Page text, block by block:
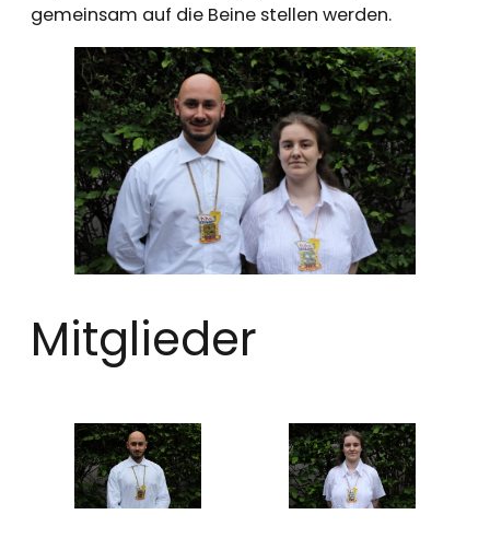
gemeinsam auf die Beine stellen werden.
Mitglieder